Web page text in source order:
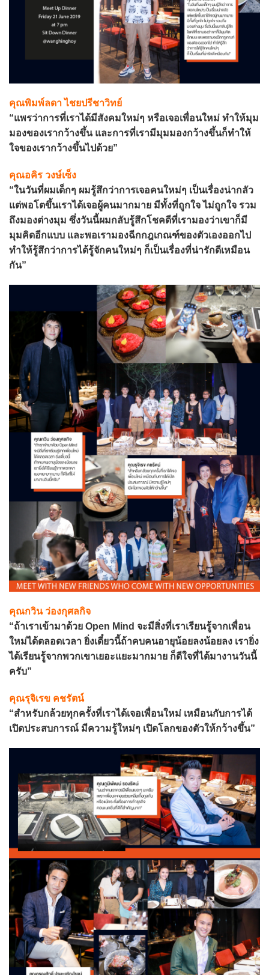
คุณพิมพ์ลดา ไชยปรีชาวิทย์
“แพรว่าการที่เราได้มีสังคมใหม่ๆ หรือเจอเพื่อนใหม่ ทำให้มุม
มองของเรากว้างขึ้น และการที่เรามีมุมมองกว้างขึ้นก็ทำให้
ใจของเรากว้างขึ้นไปด้วย”
คุณอคิร วงษ์เซ็ง
“ในวันที่ผมเด็กๆ ผมรู้สึกว่าการเจอคนใหม่ๆ เป็นเรื่องน่ากลัว
แต่พอโตขึ้นเราได้เจอผู้คนมากมาย มีทั้งที่ถูกใจ ไม่ถูกใจ รวม
ถึงมองต่างมุม ซึ่งวันนี้ผมกลับรู้สึกโชคดีที่เรามองว่าเขาก็มี
มุมคิดอีกแบบ และพอเรามองฉีกกฎเกณฑ์ของตัวเองออกไป
ทำให้รู้สึกว่าการได้รู้จักคนใหม่ๆ ก็เป็นเรื่องที่น่ารักดีเหมือน
กัน”
คุณกวิน ว่องกุศลกิจ
“ถ้าเราเข้ามาด้วย Open Mind จะมีสิ่งที่เราเรียนรู้จากเพื่อน
ใหม่ได้ตลอดเวลา ยิ่งเดี๋ยวนี้ถ้าคบคนอายุน้อยลงน้อยลง เรายิ่ง
ได้เรียนรู้จากพวกเขาเยอะแยะมากมาย ก็ดีใจที่ได้มางานวันนี้
ครับ”
คุณรุจิเรข คชรัตน์
“สำหรับกล้วยทุกครั้งที่เราได้เจอเพื่อนใหม่ เหมือนกับการได้
เปิดประสบการณ์ มีความรู้ใหม่ๆ เปิดโลกของตัวให้กว้างขึ้น”